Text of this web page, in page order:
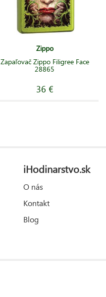
Zippo
Zapaľovač Zippo Filigree Face
28865
36 €
iHodinarstvo.sk
O nás
Kontakt
Blog